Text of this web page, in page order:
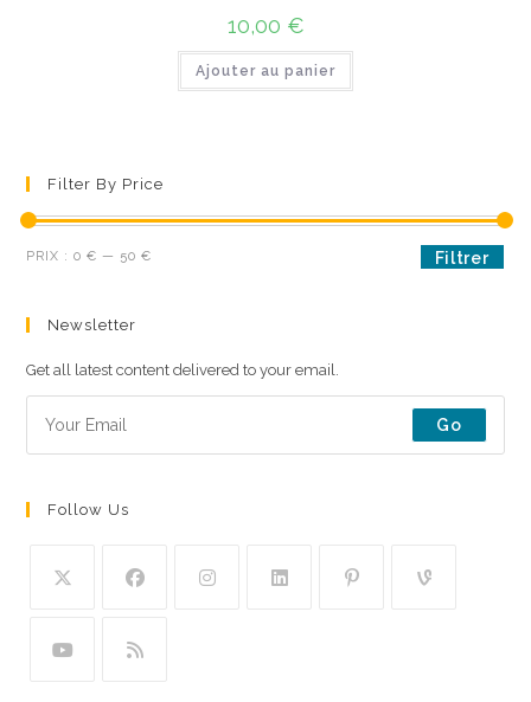
10,00 €
Ajouter au panier
Filter By Price
Prix
Prix
Filtrer
PRIX :0 € — 50 €
Newsletter
Get all latest content delivered to your email.
Go
Follow Us